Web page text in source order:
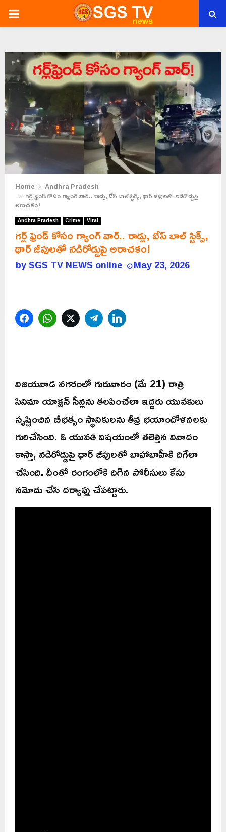
PRIMARY
Home Andhra Pradesh
గర్ల్ ఫ్రెండ్ కోసం గ్యాంగ్ వార్.. రాడ్లు, బేస్ బాల్ స్టిక్స్‌, థార్ జీపులతో నడిరోడ్డుపై
అరాచకం!
Andhra Pradesh Crime Viral
గర్ల్ ఫ్రెండ్ కోసం గ్యాంగ్ వార్.. రాడ్లు, బేస్ బాల్ స్టిక్స్‌,
థార్ జీపులతో నడిరోడ్డుపై అరాచకం!
bySGS TV NEWS online May 23, 2026
FacebookWhatsAppTwitterTelegram
విజయవాడ నగరంలో గురువారం (మే 21) రాత్రి
సినిమా యాక్షన్ సీన్లను తలపించేలా ఇద్దరు యువకులు
సృష్టించిన బీభత్సం స్థానికులను తీవ్ర భయాందోళనలకు
గురిచేసింది. ఓ యువతి విషయంలో తలెత్తిన వివాదం
కాస్తా, నడిరోడ్డుపై థార్ జీపులతో బాహాబాహీకి దిగేలా
చేసింది. దీంతో రంగంలోకి దిగిన పోలీసులు కేసు
నమోదు చేసి దర్యాప్తు చేపట్టారు.